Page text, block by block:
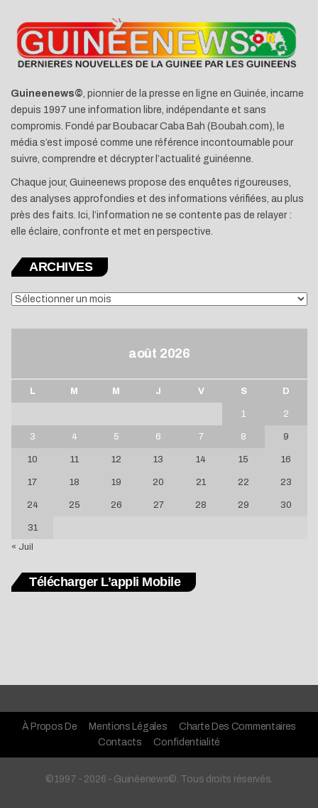
Guineenews©, pionnier de la presse en ligne en Guinée, incarne
depuis 1997 une information libre, indépendante et sans
compromis. Fondé par Boubacar Caba Bah (Boubah.com), le
média s’est imposé comme une référence incontournable pour
suivre, comprendre et décrypter l’actualité guinéenne.
Chaque jour, Guineenews propose des enquêtes rigoureuses,
des analyses approfondies et des informations vérifiées, au plus
près des faits. Ici, l’information ne se contente pas de relayer :
elle éclaire, confronte et met en perspective.
ARCHIVES
ARCHIVES
août 2026
L M M J V S D
1 2
3 4 5 6 7 8 9
10 11 12 13 14 15 16
17 18 19 20 21 22 23
24 25 26 27 28 29 30
31
« Juil
Télécharger L’appli Mobile
À Propos De Mentions Légales
Charte Des Commentaires
Contacts
Confidentialité
©1997 - 2026 - Guinéenews©. Tous droits réservés.